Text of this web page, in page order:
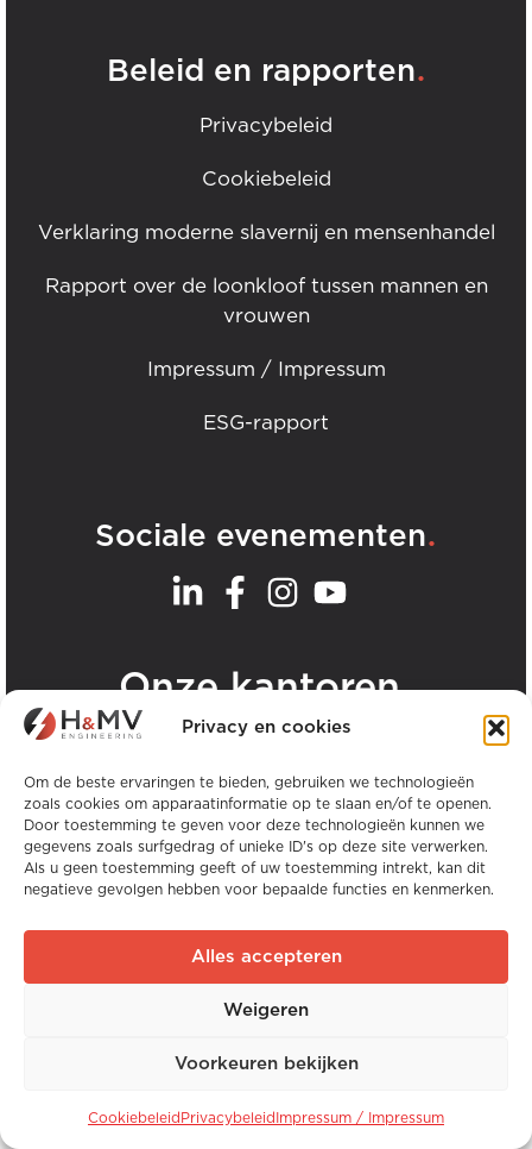
Privacy en cookies
Om de beste ervaringen te bieden, gebruiken we technologieën
zoals cookies om apparaatinformatie op te slaan en/of te openen.
Door toestemming te geven voor deze technologieën kunnen we
gegevens zoals surfgedrag of unieke ID's op deze site verwerken.
Als u geen toestemming geeft of uw toestemming intrekt, kan dit
negatieve gevolgen hebben voor bepaalde functies en kenmerken.
Alles accepteren
Weigeren
Voorkeuren bekijken
Cookiebeleid Privacybeleid Impressum / Impressum
Beleid en rapporten.
Privacybeleid
Cookiebeleid
Verklaring moderne slavernij en mensenhandel
Rapport over de loonkloof tussen mannen en
vrouwen
Impressum / Impressum
ESG-rapport
Sociale evenementen.
Onze kantoren.
Bekijk alle H&MV kantoren
Copyright © H&MV Engineering. Alle rechten
voorbehouden.
Website door Avalanche